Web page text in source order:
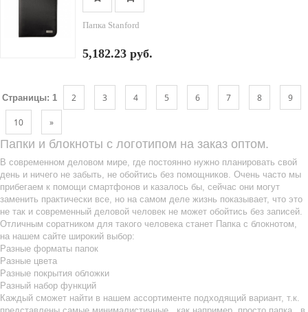
Папка Stanford
5,182.23 руб.
Страницы: 1 2 3 4 5 6 7 8 9
10 »
Папки и блокноты с логотипом на заказ оптом.
В современном деловом мире, где постоянно нужно планировать свой
день и ничего не забыть, не обойтись без помощников. Очень часто мы
прибегаем к помощи смартфонов и казалось бы, сейчас они могут
заменить практически все, но на самом деле жизнь показывает, что это
не так и современный деловой человек не может обойтись без записей.
Отличным соратником для такого человека станет Папка с блокнотом,
на нашем сайте широкий выбор:
Разные форматы папок
Разные цвета
Разные покрытия обложки
Разный набор функций
Каждый сможет найти в нашем ассортименте подходящий вариант, т.к.